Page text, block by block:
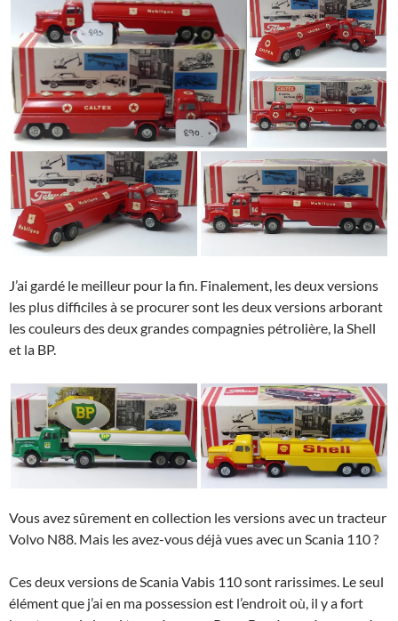
J’ai gardé le meilleur pour la fin. Finalement, les deux versions
les plus difficiles à se procurer sont les deux versions arborant
les couleurs des deux grandes compagnies pétrolière, la Shell
et la BP.
Vous avez sûrement en collection les versions avec un tracteur
Volvo N88. Mais les avez-vous déjà vues avec un Scania 110 ?
Ces deux versions de Scania Vabis 110 sont rarissimes. Le seul
élément que j’ai en ma possession est l’endroit où, il y a fort